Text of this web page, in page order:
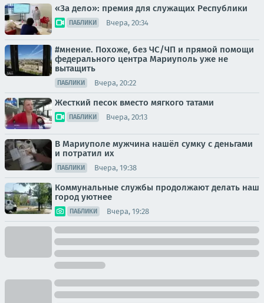
«За дело»: премия для служащих Республики
ПАБЛИКИ Вчера, 20:34
#мнение. Похоже, без ЧС/ЧП и прямой помощи
федерального центра Мариуполь уже не
вытащить
ПАБЛИКИ Вчера, 20:22
Жесткий песок вместо мягкого татами
ПАБЛИКИ Вчера, 20:13
В Мариуполе мужчина нашёл сумку с деньгами
и потратил их
ПАБЛИКИ Вчера, 19:38
Коммунальные службы продолжают делать наш
город уютнее
ПАБЛИКИ Вчера, 19:28